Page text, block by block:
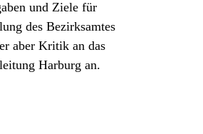
und Ziele für
des Bezirksamtes
aber Kritik an das
Harburg an.